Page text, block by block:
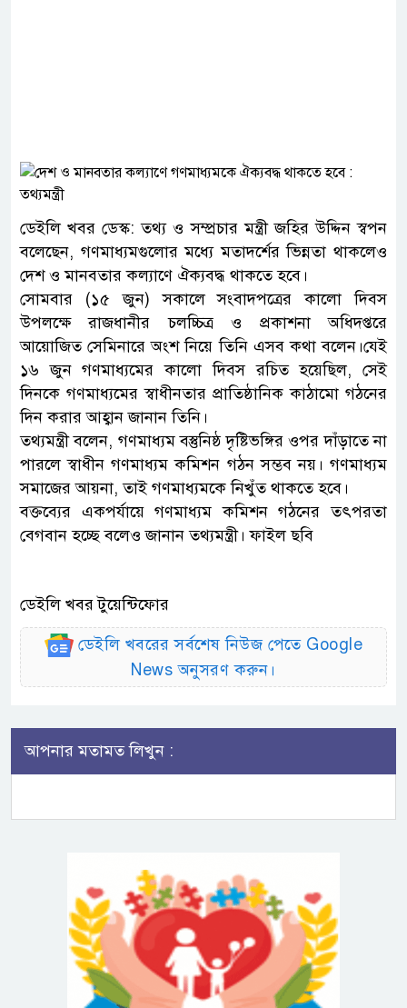
ডেইলি খবর ডেস্ক: তথ্য ও সম্প্রচার মন্ত্রী জহির উদ্দিন স্বপন
বলেছেন, গণমাধ্যমগুলোর মধ্যে মতাদর্শের ভিন্নতা থাকলেও
দেশ ও মানবতার কল্যাণে ঐক্যবদ্ধ থাকতে হবে।
সোমবার (১৫ জুন) সকালে সংবাদপত্রের কালো দিবস
উপলক্ষে রাজধানীর চলচ্চিত্র ও প্রকাশনা অধিদপ্তরে
আয়োজিত সেমিনারে অংশ নিয়ে তিনি এসব কথা বলেন।যেই
১৬ জুন গণমাধ্যমের কালো দিবস রচিত হয়েছিল, সেই
দিনকে গণমাধ্যমের স্বাধীনতার প্রাতিষ্ঠানিক কাঠামো গঠনের
দিন করার আহ্বান জানান তিনি।
তথ্যমন্ত্রী বলেন, গণমাধ্যম বস্তুনিষ্ঠ দৃষ্টিভঙ্গির ওপর দাঁড়াতে না
পারলে স্বাধীন গণমাধ্যম কমিশন গঠন সম্ভব নয়। গণমাধ্যম
সমাজের আয়না, তাই গণমাধ্যমকে নিখুঁত থাকতে হবে।
বক্তব্যের একপর্যায়ে গণমাধ্যম কমিশন গঠনের তৎপরতা
বেগবান হচ্ছে বলেও জানান তথ্যমন্ত্রী। ফাইল ছবি
ডেইলি খবর টুয়েন্টিফোর
ডেইলি খবরের সর্বশেষ নিউজ পেতে Google
News অনুসরণ করুন।
আপনার মতামত লিখুন :